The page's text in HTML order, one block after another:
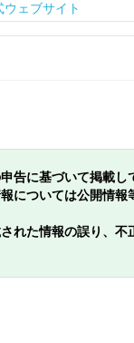
ウェブサイト
告に基づいて掲載
については公開情
れた情報の誤り、